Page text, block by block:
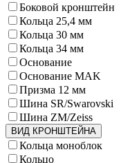
Боковой кронштейн
Кольца 25,4 мм
Кольца 30 мм
Кольца 34 мм
Основание
Основание MAK
Призма 12 мм
Шина SR/Swarovski
Шина ZM/Zeiss
ВИД КРОНШТЕЙНА
Кольца моноблок
Кольцо